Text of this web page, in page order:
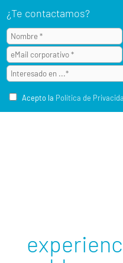
¿Te contactamos?
Acepto la Política de